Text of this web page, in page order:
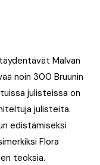
Malvan
noin 300 Bruunin
julisteissa on
julisteita.
edistämiseksi
Flora
teoksia.